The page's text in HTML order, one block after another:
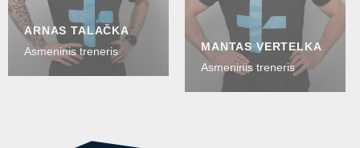
ARNAS TALAČKA
Asmeninis treneris
MANTAS VERTELKA
Asmeninis treneris